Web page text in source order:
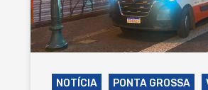
NOTÍCIA PONTA GROSSA